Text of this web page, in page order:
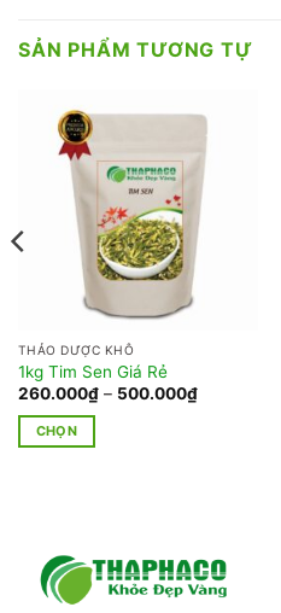
SẢN PHẨM TƯƠNG TỰ
THẢO DƯỢC KHÔ
1kg Tim Sen Giá Rẻ
260.000₫ – 500.000₫Khoảng
giá:
CHỌN
nhiều
biến